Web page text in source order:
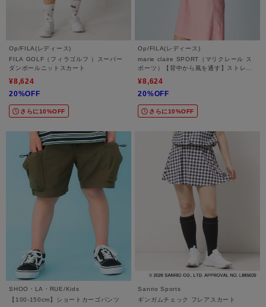
Op/FILA(レディース)
FILA GOLF（フィラゴルフ ）スーパー
ダンボールニットスカート
¥8,624
20%OFF
さらに10%OFF
Op/FILA(レディース)
marie claire SPORT（マリクレール ス
ポーツ）【背中から風を通す】ストレッ
¥8,624
20%OFF
さらに10%OFF
SHOO・LA・RUE/Kids
【100-150cm】ショートカーゴパンツ
Sanrio Sports
ギンガムチェック フレアスカート